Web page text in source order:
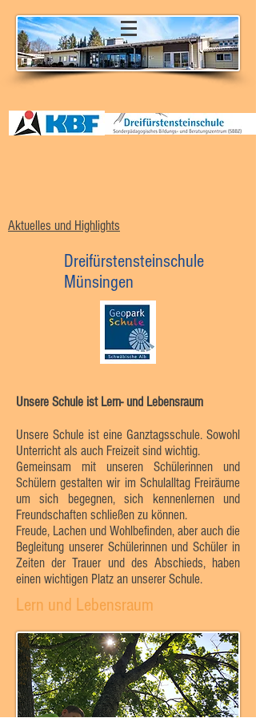
Aktuelles und Highlights
Dreifürstensteinschule
Münsingen
Unsere Schule ist Lern- und Lebensraum
Unsere Schule ist eine Ganztagsschule. Sowohl
Unterricht als auch Freizeit sind wichtig.
Gemeinsam mit unseren Schülerinnen und
Schülern gestalten wir im Schulalltag Freiräume
um sich begegnen, sich kennenlernen und
Freundschaften schließen zu können.
Freude, Lachen und Wohlbefinden, aber auch die
Begleitung unserer Schülerinnen und Schüler in
Zeiten der Trauer und des Abschieds, haben
einen wichtigen Platz an unserer Schule.
Lern und Lebensraum